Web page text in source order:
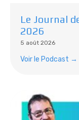
Le Journal
2026
5 août 2026
Voir le Podcast →